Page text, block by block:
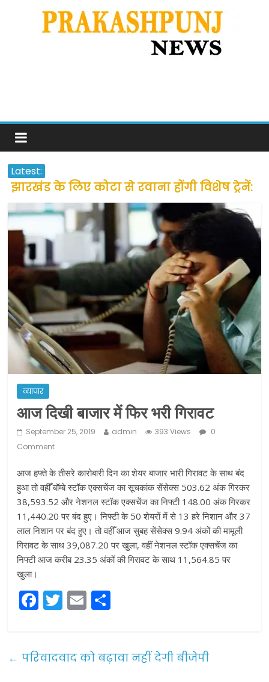
Latest:
झारखंड के लिए कोटा से रवाना होंगी विशेष ट्रेनें:
सीएम हेमंत सोरेन
उत्तराखंड के अन्य राज्यों में फंसे लोगों की जल्द
होगी घर वापसी
प्रवासियों व मजदूरों को दी गई छूट के बाद लोगो
ने कराया पंजीयन: राजस्थान सरकार
शराब और पान की दुकानों को ग्रीन जोन में
खोलने की मिली इजाजत: गृह मंत्रालय
दो हफ्ते के लिए बढ़ाया लॉकडाउन: गृह मंत्रालय
व्यापार
आज दिखी बाजार में फिर भरी गिरावट
September 25, 2019 admin 393 Views
0
Comment
आज हफ्ते के तीसरे कारोबारी दिन का शेयर बाजार भारी गिरावट के साथ बंद
हुआ तो वहीँ बॉम्बे स्टॉक एक्सचेंज का सूचकांक सेंसेक्स 503.62 अंक गिरकर
38,593.52 और नेशनल स्टॉक एक्सचेंज का निफ्टी 148.00 अंक गिरकर
11,440.20 पर बंद हुए। निफ्टी के 50 शेयरों में से 13 हरे निशान और 37
लाल निशान पर बंद हुए। तो वहीँ आज सुबह सेंसेक्स 9.94 अंकों की मामूली
गिरावट के साथ 39,087.20 पर खुला, वहीं नेशनल स्टॉक एक्सचेंज का
निफ्टी आज करीब 23.35 अंकों की गिरावट के साथ 11,564.85 पर
खुला।
F
e
T
er
E
l e
← परिवादवाद को बढ़ावा नहीं देगी बीजेपी